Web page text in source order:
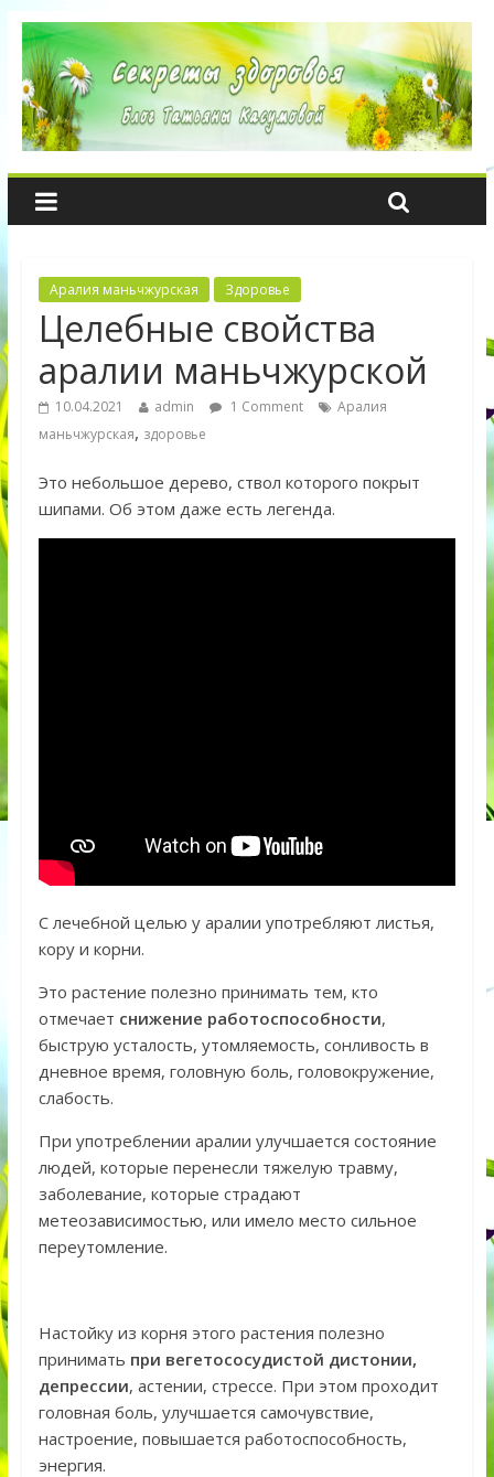
Аралия маньчжурская Здоровье
Целебные свойства
аралии маньчжурской
10.04.2021 admin 1 Comment
Аралия
маньчжурская, здоровье
Это небольшое дерево, ствол которого покрыт
шипами. Об этом даже есть легенда.
С лечебной целью у аралии употребляют листья,
кору и корни.
Это растение полезно принимать тем, кто
отмечает снижение работоспособности,
быструю усталость, утомляемость, сонливость в
дневное время, головную боль, головокружение,
слабость.
При употреблении аралии улучшается состояние
людей, которые перенесли тяжелую травму,
заболевание, которые страдают
метеозависимостью, или имело место сильное
переутомление.
Настойку из корня этого растения полезно
принимать при вегетососудистой дистонии,
депрессии, астении, стрессе. При этом проходит
головная боль, улучшается самочувствие,
настроение, повышается работоспособность,
энергия.